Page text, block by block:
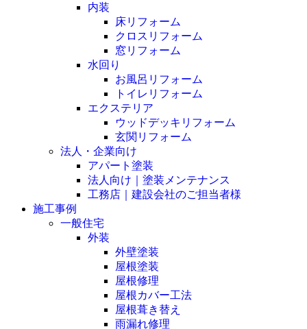
内装
床リフォーム
クロスリフォーム
窓リフォーム
水回り
お風呂リフォーム
トイレリフォーム
エクステリア
ウッドデッキリフォーム
玄関リフォーム
法人・企業向け
アパート塗装
法人向け｜塗装メンテナンス
工務店｜建設会社のご担当者様
施工事例
一般住宅
外装
外壁塗装
屋根塗装
屋根修理
屋根カバー工法
屋根葺き替え
雨漏れ修理